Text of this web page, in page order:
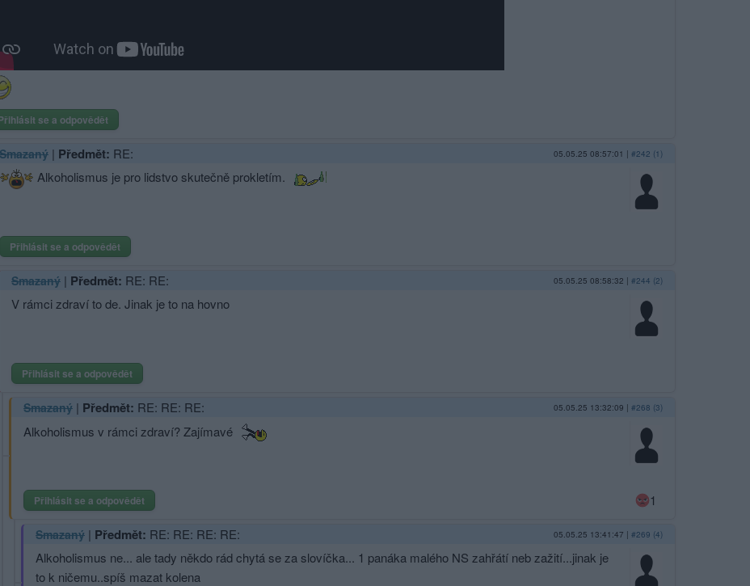
se a odpovědět
Smazaný | Předmět: RE: 05.05.25 08:57:01 | #242 (1)
Alkoholismus je pro lidstvo skutečně prokletím.
Přihlásit se a odpovědět
Smazaný | Předmět: RE: RE: 05.05.25 08:58:32 | #244 (2)
V rámci zdraví to de. Jinak je to na hovno
Přihlásit se a odpovědět
Smazaný | Předmět: RE: RE: RE: 05.05.25 13:32:09 | #268 (3)
Alkoholismus v rámci zdraví? Zajímavé
Přihlásit se a odpovědět 1
Smazaný | Předmět: RE: RE: RE: RE: 05.05.25 13:41:47 | #269 (4)
Alkoholismus ne... ale tady někdo rád chytá se za slovíčka... 1 panáka malého NS zahřátí neb zažití...jinak je
to k ničemu..spíš mazat kolena